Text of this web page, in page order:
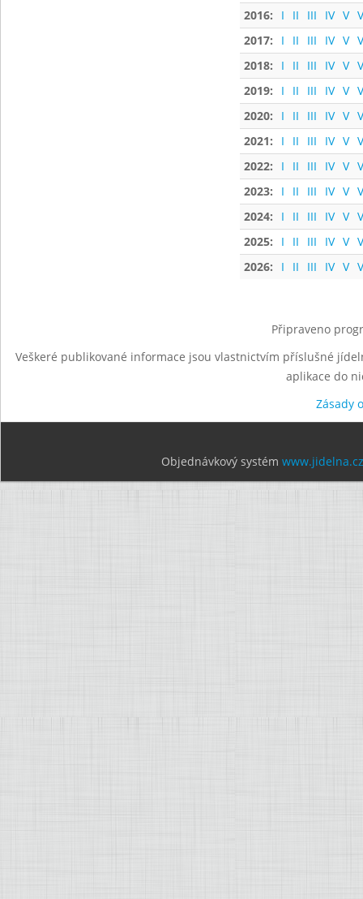
2016:
I II III IV V
2017:
I II III IV V
2018:
I II III IV V
2019:
I II III IV V
2020:
I II III IV V
2021:
I II III IV V
2022:
I II III IV V
2023:
I II III IV V
2024:
I II III IV V
2025:
I II III IV V
2026:
I II III IV V
Připraveno
Veškeré publikované informace jsou vlastnictvím příslušné
aplikace do
Zásady
Objednávkový systém www.jidelna.cz